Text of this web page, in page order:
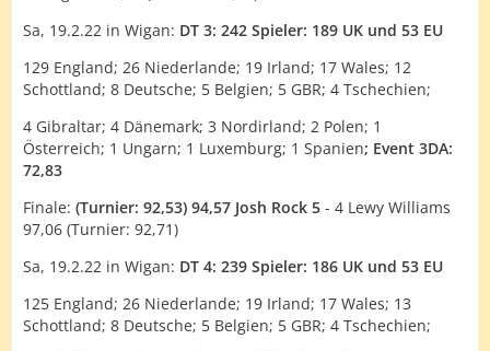
Sa, 19.2.22 in Wigan: DT 3: 242 Spieler: 189 UK und 53 EU
129 England; 26 Niederlande; 19 Irland; 17 Wales; 12
Schottland; 8 Deutsche; 5 Belgien; 5 GBR; 4 Tschechien;
4 Gibraltar; 4 Dänemark; 3 Nordirland; 2 Polen; 1
Österreich; 1 Ungarn; 1 Luxemburg; 1 Spanien; Event 3DA:
72,83
Finale: (Turnier: 92,53) 94,57 Josh Rock 5 - 4 Lewy Williams
97,06 (Turnier: 92,71)
Sa, 19.2.22 in Wigan: DT 4: 239 Spieler: 186 UK und 53 EU
125 England; 26 Niederlande; 19 Irland; 17 Wales; 13
Schottland; 8 Deutsche; 5 Belgien; 5 GBR; 4 Tschechien;